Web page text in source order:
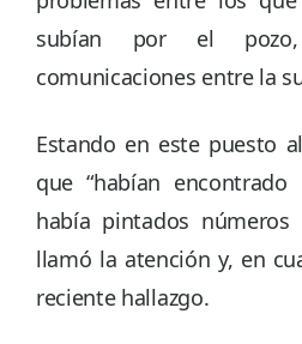
subían por el
comunicaciones entre la
Estando en este puesto
que “habían
había pintados números
llamó la atención y, en
reciente hallazgo.